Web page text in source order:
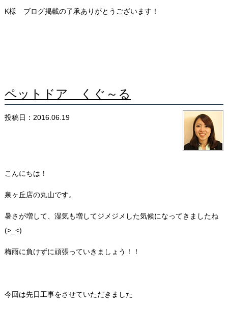
K様 ブログ掲載の了承ありがとうございます！
ペットドア くぐ～る
投稿日：2016.06.19
こんにちは！
泉ヶ丘店の丸山です。
暑さが増して、湿気も増してジメジメした気候になってきましたね
(>_<)
梅雨に負けずに頑張っていきましょう！！
今回は先日工事をさせていただきました